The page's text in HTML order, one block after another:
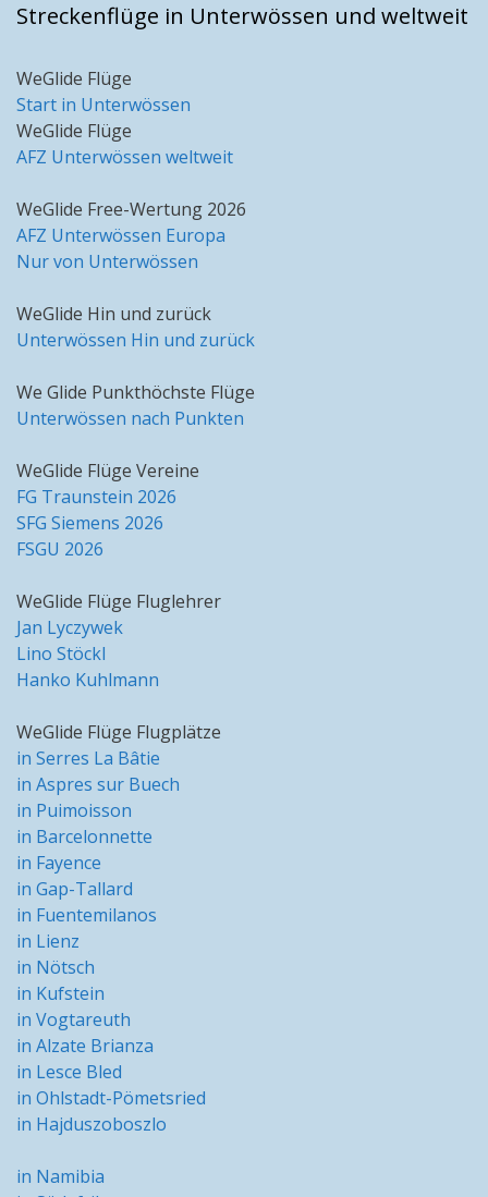
Streckenflüge in Unterwössen und weltweit
WeGlide Flüge
Start in Unterwössen
WeGlide Flüge
AFZ Unterwössen weltweit
WeGlide Free-Wertung 2026
AFZ Unterwössen Europa
Nur von Unterwössen
WeGlide Hin und zurück
Unterwössen Hin und zurück
We Glide Punkthöchste Flüge
Unterwössen nach Punkten
WeGlide Flüge Vereine
FG Traunstein 2026
SFG Siemens 2026
FSGU 2026
WeGlide Flüge Fluglehrer
Jan Lyczywek
Lino Stöckl
Hanko Kuhlmann
WeGlide Flüge Flugplätze
in Serres La Bâtie
in Aspres sur Buech
in Puimoisson
in Barcelonnette
in Fayence
in Gap-Tallard
in Fuentemilanos
in Lienz
in Nötsch
in Kufstein
in Vogtareuth
in Alzate Brianza
in Lesce Bled
in Ohlstadt-Pömetsried
in Hajduszoboszlo
in Namibia